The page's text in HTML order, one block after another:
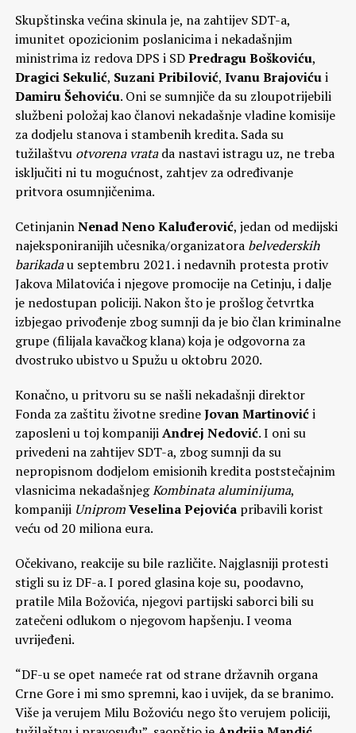
Skupštinska većina skinula je, na zahtijev SDT-a,
imunitet opozicionim poslanicima i nekadašnjim
ministrima iz redova DPS i SDPredragu Boškoviću,
Dragici Sekulić, Suzani Pribilović, Ivanu Brajovićui
Damiru Šehoviću. Oni se sumnjiče da su zloupotrijebili
službeni položaj kao članovi nekadašnje vladine komisije
za dodjelu stanova i stambenih kredita. Sada su
tužilaštvu otvorena vratada nastavi istragu uz, ne treba
isključiti ni tu mogućnost, zahtjev za određivanje
pritvora osumnjičenima.
CetinjaninNenad Neno Kaluđerović, jedan od medijski
najeksponiranijih učesnika/organizatora belvederskih
barikadau septembru 2021. i nedavnih protesta protiv
Jakova Milatovića i njegove promocije na Cetinju, i dalje
je nedostupan policiji. Nakon što je prošlog četvrtka
izbjegao privođenje zbog sumnji da je bio član kriminalne
grupe (filijala kavačkog klana) koja je odgovorna za
dvostruko ubistvo u Spužu u oktobru 2020.
Konačno, u pritvoru su se našli nekadašnji direktor
Fonda za zaštitu životne sredineJovan Martinovići
zaposleni u toj kompanijiAndrej Nedović. I oni su
privedeni na zahtijev SDT-a, zbog sumnji da su
nepropisnom dodjelom emisionih kredita poststečajnim
vlasnicima nekadašnjegKombinata aluminijuma,
kompaniji UnipromVeselina Pejovićapribavili korist
veću od 20 miliona eura.
Očekivano, reakcije su bile različite. Najglasniji protesti
stigli su iz DF-a. I pored glasina koje su, poodavno,
pratile Mila Božovića, njegovi partijski saborci bili su
zatečeni odlukom o njegovom hapšenju. I veoma
uvrijeđeni.
“DF-u se opet nameće rat od strane državnih organa
Crne Gore i mi smo spremni, kao i uvijek, da se branimo.
Više ja verujem Milu Božoviću nego što verujem policiji,